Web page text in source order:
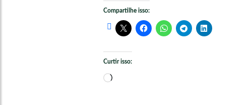
Compartilhe isso:
Curtir isso:
Carregando...